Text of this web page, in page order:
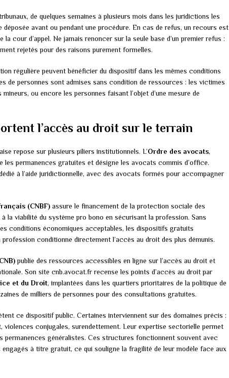
de quelques semaines à plusieurs mois dans les juridictions les
déposée avant ou pendant une procédure. En cas de refus, un recours est
cour d’appel. Ne jamais renoncer sur la seule base d’un premier refus :
rejetés pour des raisons purement formelles.
régulière peuvent bénéficier du dispositif dans les mêmes conditions
de personnes sont admises sans condition de ressources : les victimes
ou encore les personnes faisant l’objet d’une mesure de
l’accès au droit sur le terrain
repose sur plusieurs piliers institutionnels. L’Ordre des avocats,
les permanences gratuites et désigne les avocats commis d’office.
à l’aide juridictionnelle, avec des avocats formés pour accompagner
(CNBF) assure le financement de la protection sociale des
la viabilité du système pro bono en sécurisant la profession. Sans
conditions économiques acceptables, les dispositifs gratuits
profession conditionne directement l’accès au droit des plus démunis.
publie des ressources accessibles en ligne sur l’accès au droit et
Son site cnb.avocat.fr recense les points d’accès au droit par
et du Droit, implantées dans les quartiers prioritaires de la politique de
de milliers de personnes pour des consultations gratuites.
ce dispositif public. Certaines interviennent sur des domaines précis :
violences conjugales, surendettement. Leur expertise sectorielle permet
permanences généralistes. Ces structures fonctionnent souvent avec
à titre gratuit, ce qui souligne la fragilité de leur modèle face aux